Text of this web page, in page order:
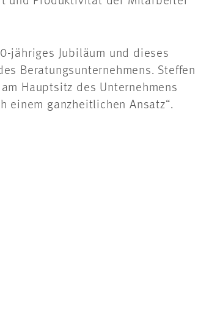
jähriges Jubiläum und dieses
Beratungsunternehmens. Steffen
Hauptsitz des Unternehmens
einem ganzheitlichen Ansatz“.